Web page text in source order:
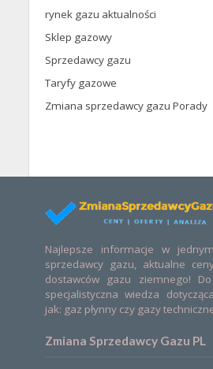
rynek gazu aktualności
Sklep gazowy
Sprzedawcy gazu
Taryfy gazowe
Zmiana sprzedawcy gazu Porady
Najlepsze informacje w
sprzedawcy gazu, aktualne
dostawców gazu ziemnego!
specjalistyczna wiedza
jak: gaz płynny czy gazy
Zmiana Sprzedawcy Gazu PL